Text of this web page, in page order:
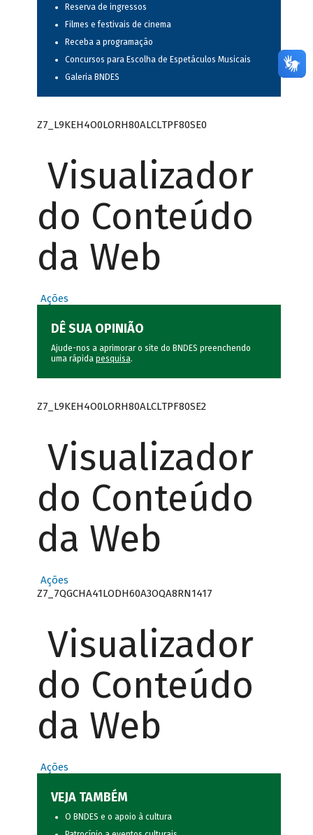
Reserva de ingressos
Filmes e festivais de cinema
Receba a programação
Concursos para Escolha de Espetáculos Musicais
Galeria BNDES
Z7_L9KEH4O0LORH80ALCLTPF80SE0
Visualizador
do Conteúdo
da Web
Ações
DÊ SUA OPINIÃO
Ajude-nos a aprimorar o site do BNDES preenchendo
uma rápida pesquisa.
Z7_L9KEH4O0LORH80ALCLTPF80SE2
Visualizador
do Conteúdo
da Web
Ações
Z7_7QGCHA41LODH60A3OQA8RN1417
Visualizador
do Conteúdo
da Web
Ações
VEJA TAMBÉM
O BNDES e o apoio à cultura